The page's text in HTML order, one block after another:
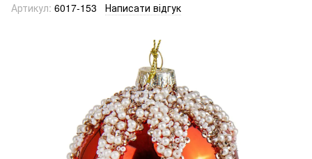
Артикул: 6017-153 Написати відгук